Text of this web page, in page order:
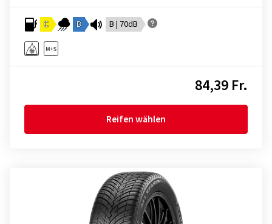
C B B | 70dB
84,39 Fr.
Reifen wählen